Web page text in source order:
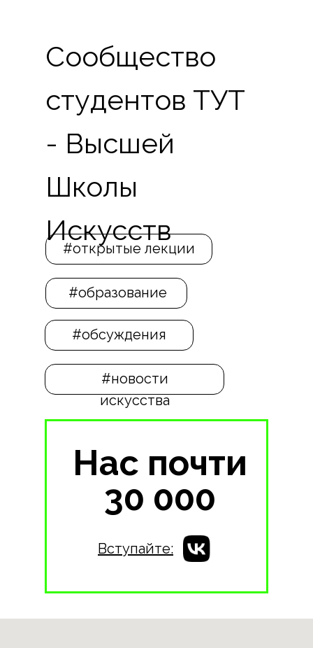
Сообщество
студентов ТУТ
- Высшей
Школы
Искусств
Нас почти
30 000
Вступайте:
#открытые лекции
#обсуждения
#образование
#новости
искусства